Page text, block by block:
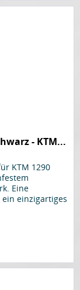
- KTM...
KTM 1290
Eine
einzigartiges